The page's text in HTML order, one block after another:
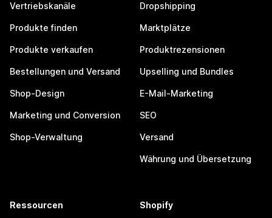
Vertriebskanäle
Produkte finden
Produkte verkaufen
Bestellungen und Versand
Shop-Design
Marketing und Conversion
Shop-Verwaltung
Dropshipping
Marktplätze
Produktrezensionen
Upselling und Bundles
E-Mail-Marketing
SEO
Versand
Währung und Übersetzung
Ressourcen Shopify